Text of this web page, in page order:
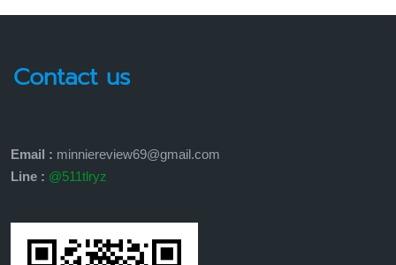
Contact us
Email : minniereview69@gmail.com
Line : @511tlryz